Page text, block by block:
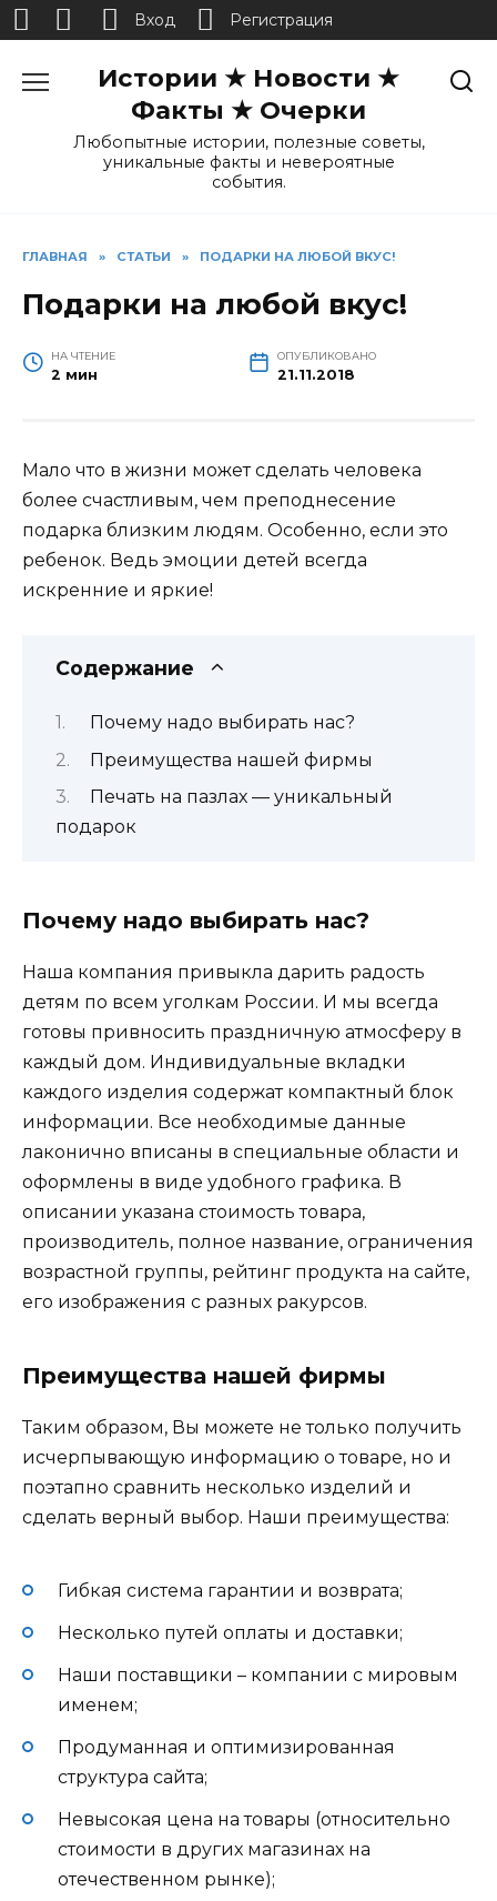
Истории ★ Новости ★
Факты ★ Очерки
Любопытные истории, полезные советы,
уникальные факты и невероятные
события.
ГЛАВНАЯ » СТАТЬИ » ПОДАРКИ НА ЛЮБОЙ ВКУС!
Подарки на любой вкус!
НА ЧТЕНИЕ
2 мин
ОПУБЛИКОВАНО
21.11.2018
Мало что в жизни может сделать человека
более счастливым, чем преподнесение
подарка близким людям. Особенно, если это
ребенок. Ведь эмоции детей всегда
искренние и яркие!
Содержание
Почему надо выбирать нас?
Преимущества нашей фирмы
Печать на пазлах — уникальный
подарок
Почему надо выбирать нас?
Наша компания привыкла дарить радость
детям по всем уголкам России. И мы всегда
готовы привносить праздничную атмосферу в
каждый дом. Индивидуальные вкладки
каждого изделия содержат компактный блок
информации. Все необходимые данные
лаконично вписаны в специальные области и
оформлены в виде удобного графика. В
описании указана стоимость товара,
производитель, полное название, ограничения
возрастной группы, рейтинг продукта на сайте,
его изображения с разных ракурсов.
Преимущества нашей фирмы
Таким образом, Вы можете не только получить
исчерпывающую информацию о товаре, но и
поэтапно сравнить несколько изделий и
сделать верный выбор. Наши преимущества:
Гибкая система гарантии и возврата;
Несколько путей оплаты и доставки;
Наши поставщики – компании с мировым
именем;
Продуманная и оптимизированная
структура сайта;
Невысокая цена на товары (относительно
стоимости в других магазинах на
отечественном рынке);
Вход Регистрация